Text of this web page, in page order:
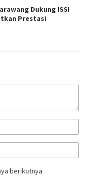
Dukung ISSI
Prestasi
berikutnya.